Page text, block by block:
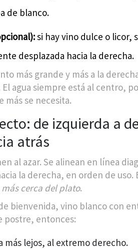
de blanco.
si hay vino dulce o licor,
desplazada hacia la derecha.
más grande y más a la
agua siempre está al centro,
más se necesita.
de izquierda a
atrás
al azar. Se alinean en línea
la derecha, en orden de uso.
cerca del plato.
bienvenida, vino blanco con
postre, entonces:
más lejos, al extremo derecho.